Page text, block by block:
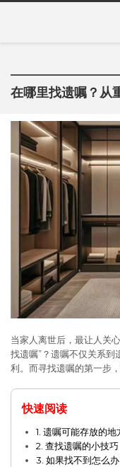
在哪里找遗嘱？从
当家人离世后，最让人关
找遗嘱”？遗嘱不仅关系
利。而寻找遗嘱的第一步
快速阅读
1. 遗嘱可能存放的地
2. 查找遗嘱的小技巧
3. 如果找不到怎么办